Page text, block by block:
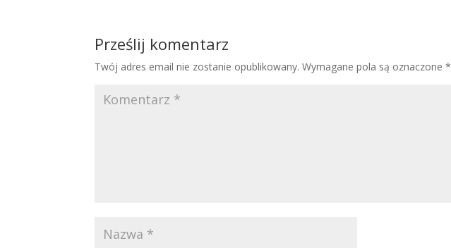
Prześlij komentarz
Twój adres email nie zostanie opublikowany. Wymagane pola są oznaczone*